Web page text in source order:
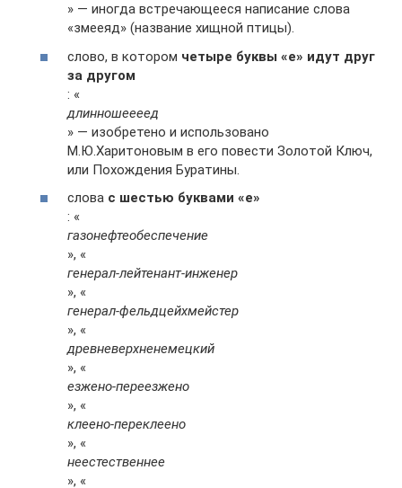
» — иногда встречающееся написание слова
«змееяд» (название хищной птицы).
слово, в котором четыре буквы «е» идут друг
за другом
: «
длинношеееед
» — изобретено и использовано
М.Ю.Харитоновым в его повести Золотой Ключ,
или Похождения Буратины.
слова с шестью буквами «е»
: «
газонефтеобеспечение
», «
генерал-лейтенант-инженер
», «
генерал-фельдцейхмейстер
», «
древневерхненемецкий
», «
езжено-переезжено
», «
клеено-переклеено
», «
неестественнее
», «